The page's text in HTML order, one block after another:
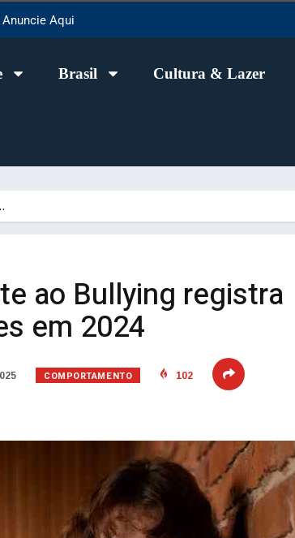
Anuncie Aqui
Brasil Cultura & Lazer
ao Bullying registra
em 2024
COMPORTAMENTO 102